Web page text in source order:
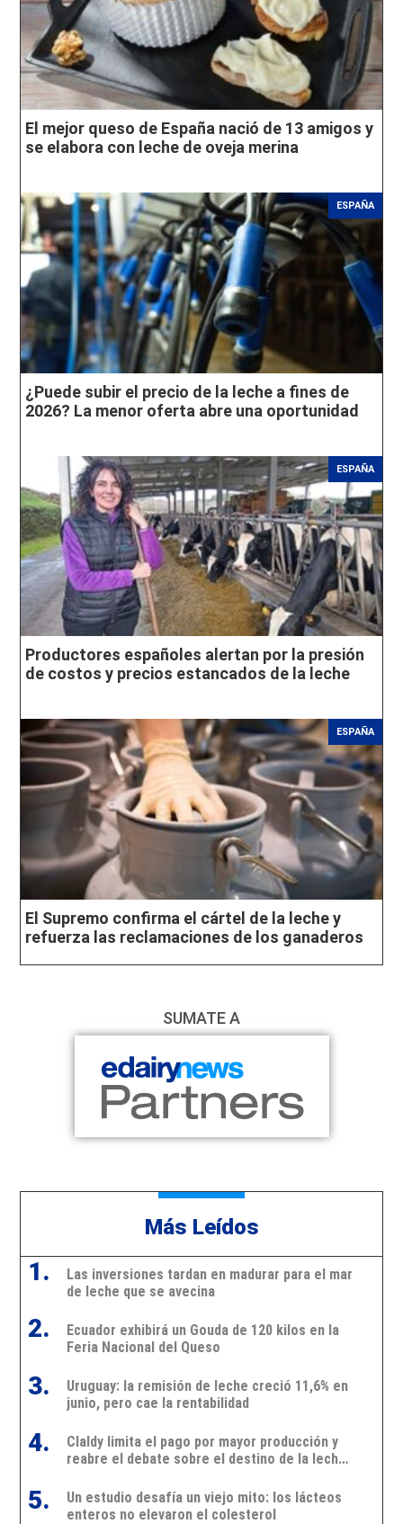
El mejor queso de España nació de 13 amigos y
se elabora con leche de oveja merina
ESPAÑA
¿Puede subir el precio de la leche a fines de
2026? La menor oferta abre una oportunidad
ESPAÑA
Productores españoles alertan por la presión
de costos y precios estancados de la leche
ESPAÑA
El Supremo confirma el cártel de la leche y
refuerza las reclamaciones de los ganaderos
SUMATE A
Más Leídos
1.
2.
3.
4.
5.
Las inversiones tardan en madurar para el mar
de leche que se avecina
Ecuador exhibirá un Gouda de 120 kilos en la
Feria Nacional del Queso
Uruguay: la remisión de leche creció 11,6% en
junio, pero cae la rentabilidad
Claldy limita el pago por mayor producción y
reabre el debate sobre el destino de la leche
Un estudio desafía un viejo mito: los lácteos
enteros no elevaron el colesterol